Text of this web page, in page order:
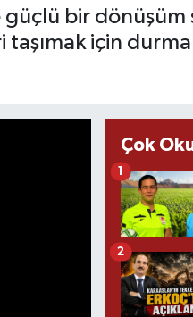
bir dönüşüm
için
Çok
1
2